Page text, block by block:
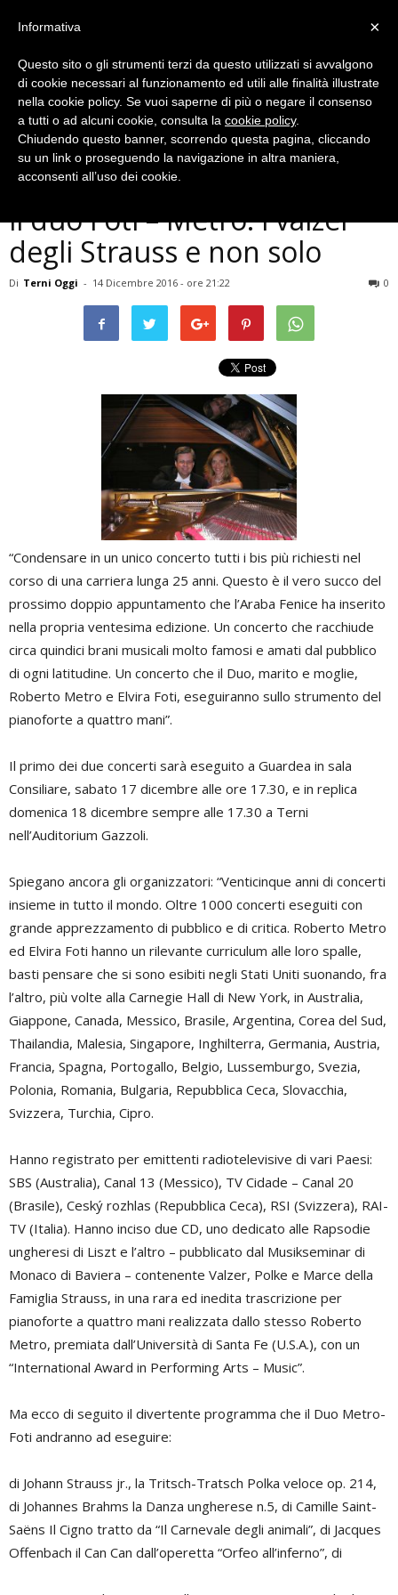
Musica e Spettacoli
Terni, Araba Fenice presenta
il duo Foti – Metro: i valzer
degli Strauss e non solo
Di Terni Oggi - 14 Dicembre 2016 - ore 21:22 0
“Condensare in un unico concerto tutti i bis più richiesti nel
corso di una carriera lunga 25 anni. Questo è il vero succo del
prossimo doppio appuntamento che l’Araba Fenice ha inserito
nella propria ventesima edizione. Un concerto che racchiude
circa quindici brani musicali molto famosi e amati dal pubblico
di ogni latitudine. Un concerto che il Duo, marito e moglie,
Roberto Metro e Elvira Foti, eseguiranno sullo strumento del
pianoforte a quattro mani”.
Il primo dei due concerti sarà eseguito a Guardea in sala
Consiliare, sabato 17 dicembre alle ore 17.30, e in replica
domenica 18 dicembre sempre alle 17.30 a Terni
nell’Auditorium Gazzoli.
Spiegano ancora gli organizzatori: “Venticinque anni di concerti
insieme in tutto il mondo. Oltre 1000 concerti eseguiti con
grande apprezzamento di pubblico e di critica. Roberto Metro
ed Elvira Foti hanno un rilevante curriculum alle loro spalle,
basti pensare che si sono esibiti negli Stati Uniti suonando, fra
l’altro, più volte alla Carnegie Hall di New York, in Australia,
Giappone, Canada, Messico, Brasile, Argentina, Corea del Sud,
Thailandia, Malesia, Singapore, Inghilterra, Germania, Austria,
Francia, Spagna, Portogallo, Belgio, Lussemburgo, Svezia,
Polonia, Romania, Bulgaria, Repubblica Ceca, Slovacchia,
Svizzera, Turchia, Cipro.
Hanno registrato per emittenti radiotelevisive di vari Paesi:
SBS (Australia), Canal 13 (Messico), TV Cidade – Canal 20
(Brasile), Ceský rozhlas (Repubblica Ceca), RSI (Svizzera), RAI-
TV (Italia). Hanno inciso due CD, uno dedicato alle Rapsodie
ungheresi di Liszt e l’altro – pubblicato dal Musikseminar di
Monaco di Baviera – contenente Valzer, Polke e Marce della
Famiglia Strauss, in una rara ed inedita trascrizione per
pianoforte a quattro mani realizzata dallo stesso Roberto
Metro, premiata dall’Università di Santa Fe (U.S.A.), con un
“International Award in Performing Arts – Music”.
Ma ecco di seguito il divertente programma che il Duo Metro-
Foti andranno ad eseguire:
di Johann Strauss jr., la Tritsch-Tratsch Polka veloce op. 214,
di Johannes Brahms la Danza ungherese n.5, di Camille Saint-
Saëns Il Cigno tratto da “Il Carnevale degli animali”, di Jacques
Offenbach il Can Can dall’operetta “Orfeo all’inferno”, di
×
Informativa
Questo sito o gli strumenti terzi da questo utilizzati si avvalgono
di cookie necessari al funzionamento ed utili alle finalità illustrate
nella cookie policy. Se vuoi saperne di più o negare il consenso
a tutti o ad alcuni cookie, consulta la cookie policy.
Chiudendo questo banner, scorrendo questa pagina, cliccando
su un link o proseguendo la navigazione in altra maniera,
acconsenti all’uso dei cookie.